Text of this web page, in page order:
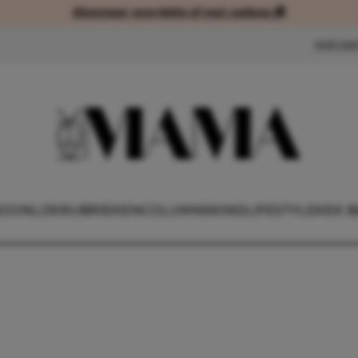
Abonneer voordelig of met cadeau 🎁
Abonneer voordelig of met